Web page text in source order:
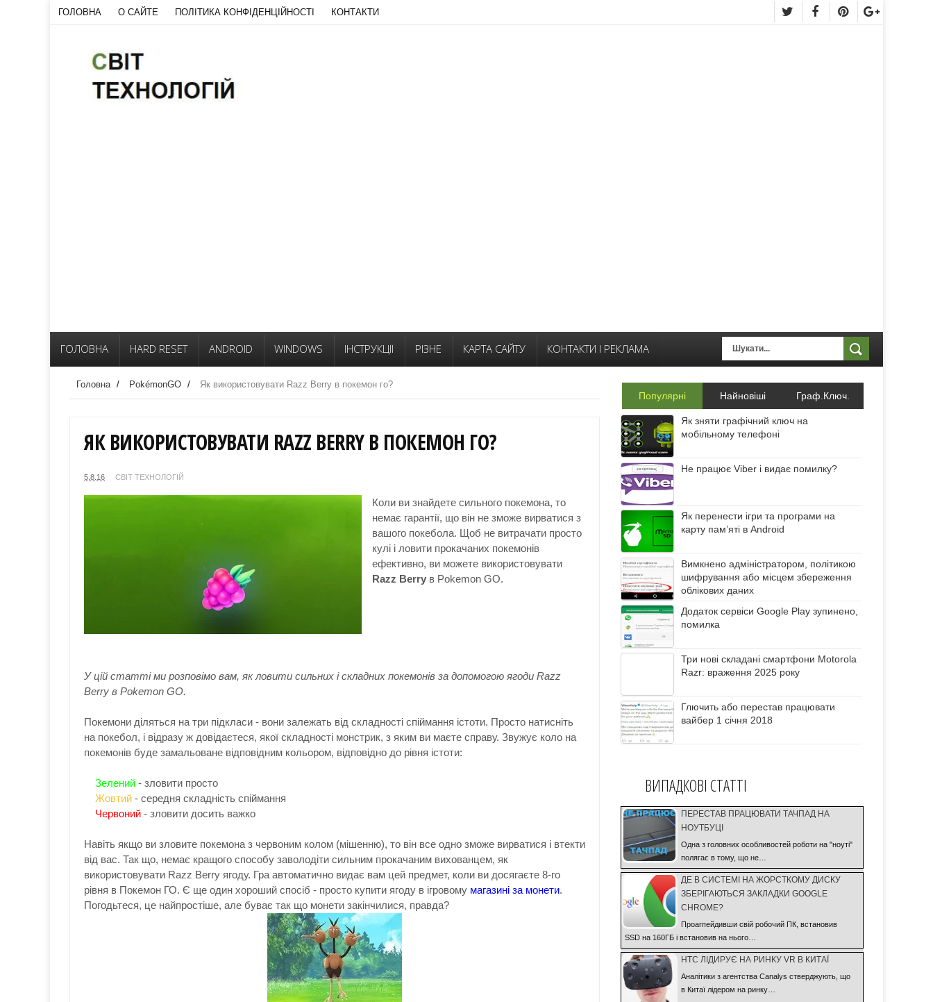
ГОЛОВНА О САЙТЕ ПОЛІТИКА КОНФІДЕНЦІЙНОСТІ КОНТАКТИ
ГОЛОВНА HARD RESET ANDROID WINDOWS ІНСТРУКЦІЇ РІЗНЕ КАРТА САЙТУ КОНТАКТИ І РЕКЛАМА
Головна / PokémonGO / Як використовувати Razz Berry в покемон го?
ЯК ВИКОРИСТОВУВАТИ RAZZ BERRY В ПОКЕМОН ГО?
5.8.16 СВІТ ТЕХНОЛОГІЙ
Коли ви знайдете сильного покемона, то
немає гарантії, що він не зможе вирватися з
вашого покебола. Щоб не витрачати просто
кулі і ловити прокачаних покемонів
ефективно, ви можете використовувати
Razz Berry в Pokemon GO.
У цій статті ми розповімо вам, як ловити сильних і складних покемонів за допомогою ягоди Razz
Berry в Pokemon GO.
Покемони діляться на три підкласи - вони залежать від складності спіймання істоти. Просто натисніть
на покебол, і відразу ж довідаєтеся, якої складності монстрик, з яким ви маєте справу. Звужує коло на
покемонів буде замальоване відповідним кольором, відповідно до рівня істоти:
Зелений - зловити просто
Жовтий - середня складність спіймання
Червоний - зловити досить важко
Навіть якщо ви зловите покемона з червоним колом (мішенню), то він все одно зможе вирватися і втекти
від вас. Так що, немає кращого способу заволодіти сильним прокачаним вихованцем, як
використовувати Razz Berry ягоду. Гра автоматично видає вам цей предмет, коли ви досягаєте 8-го
рівня в Покемон ГО. Є ще один хороший спосіб - просто купити ягоду в ігровому магазині за монети.
Погодьтеся, це найпростіше, але буває так що монети закінчилися, правда?
Популярні Найновіші Граф.Ключ.
Як зняти графічний ключ на
мобільному телефоні
Не працює Viber і видає помилку?
Як перенести ігри та програми на
карту пам’яті в Android
Вимкнено адміністратором, політикою
шифрування або місцем збереження
облікових даних
Додаток сервіси Google Play зупинено,
помилка
Три нові складані смартфони Motorola
Razr: враження 2025 року
Глючить або перестав працювати
вайбер 1 січня 2018
ВИПАДКОВІ СТАТТІ
ПЕРЕСТАВ ПРАЦЮВАТИ ТАЧПАД НА
НОУТБУЦІ
Одна з головних особливостей роботи на "ноуті"
полягає в тому, що не…
ДЕ В СИСТЕМІ НА ЖОРСТКОМУ ДИСКУ
ЗБЕРІГАЮТЬСЯ ЗАКЛАДКИ GOOGLE
CHROME?
Проагпейдивши свій робочий ПК, встановив
SSD на 160ГБ і встановив на нього…
HTC ЛІДИРУЄ НА РИНКУ VR В КИТАЇ
Аналітики з агентства Canalys стверджують, що
в Китаї лідером на ринку…